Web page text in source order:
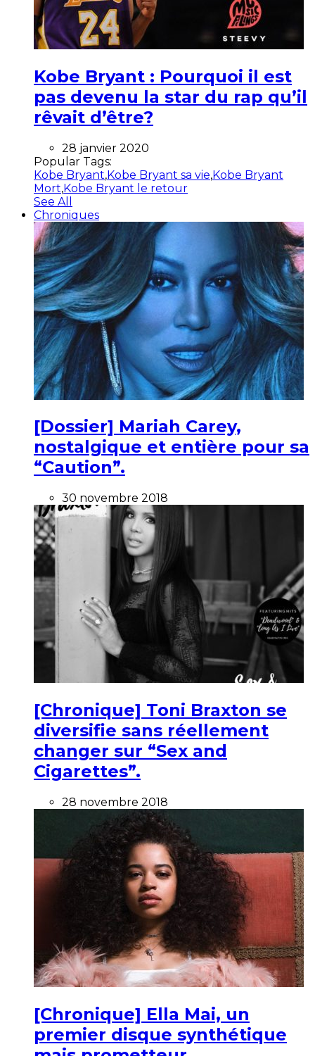
Kobe Bryant : Pourquoi il est
pas devenu la star du rap qu’il
rêvait d’être?
28 janvier 2020
Popular Tags:
Kobe Bryant,Kobe Bryant sa vie,Kobe Bryant
Mort,Kobe Bryant le retour
See All
Chroniques
[Dossier] Mariah Carey,
nostalgique et entière pour sa
“Caution”.
30 novembre 2018
[Chronique] Toni Braxton se
diversifie sans réellement
changer sur “Sex and
Cigarettes”.
28 novembre 2018
[Chronique] Ella Mai, un
premier disque synthétique